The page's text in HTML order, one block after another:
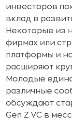
инвесторов
вклад в
Некоторые из
фирмах или
платформы и
расширяют
Молодые
различные
обсуждают
Gen Z VC в